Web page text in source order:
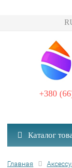
+380
Каталог
Главная